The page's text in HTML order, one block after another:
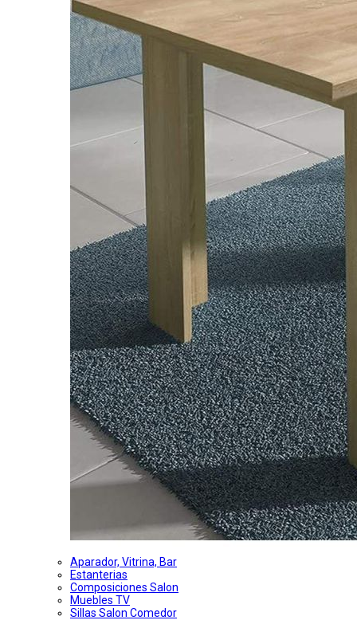
Aparador, Vitrina, Bar
Estanterias
Composiciones Salon
Muebles TV
Sillas Salon Comedor